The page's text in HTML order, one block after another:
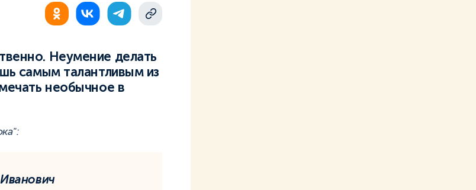
Неумение делать
самым талантливым из
необычное в